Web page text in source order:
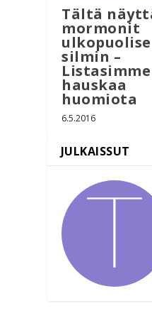
Tältä
mormonit
silmin –
Listasimme
hauskaa
huomiota
6.5.2016